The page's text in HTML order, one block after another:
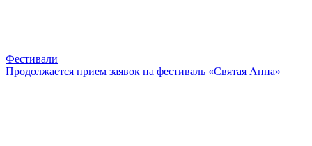
Фестивали
Продолжается прием заявок на фестиваль «Святая Анна»